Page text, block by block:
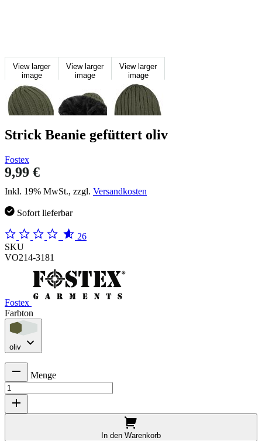
View larger
image
View larger
image
View larger
image
Strick Beanie gefüttert oliv
Fostex
9,99 €
Inkl. 19% MwSt., zzgl. Versandkosten
Sofort lieferbar
26
SKU
VO214-3181
Fostex
Farbton
oliv
Menge
In den Warenkorb